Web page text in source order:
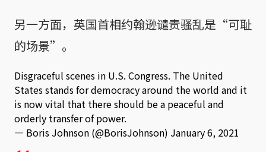
另一方面，英国首相约翰逊谴责骚乱是“可耻
的场景”。
Disgraceful scenes in U.S. Congress. The United
States stands for democracy around the world and it
is now vital that there should be a peaceful and
orderly transfer of power.
— Boris Johnson (@BorisJohnson) January 6, 2021